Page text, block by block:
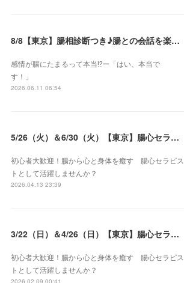
8/8【東京】腸相診断つき♪腸との会話を楽しむ♡腸心セラピー♪お試し体験会
感情が腸にたまるって本当⁉️ー「はい、本当で
す！」
2026.06.11 06:54
5/26（火）＆6/30（火）【東京】腸心セラピスト養成コース《２日間コース》開講決定
初心者大歓迎！腸から心と身体を癒す 腸心セラピス
トとして活躍しませんか？
2026.04.13 23:39
3/22（日）＆4/26（日）【東京】腸心セラピスト養成コース《２日間コース》開講決定
初心者大歓迎！腸から心と身体を癒す 腸心セラピス
トとして活躍しませんか？